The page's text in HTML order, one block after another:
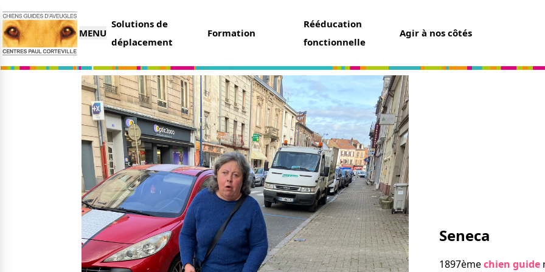
MENU
Solutions de
déplacement
Formation
Rééducation
fonctionnelle
Agir à nos côtés
L’association
Qui sommes-nous ?
Nos partenaires
Nos centres
Actualités
Nos remises
Nos dernières actus
Le magazine du donateur
Nous aider
Faire un don
Legs et assurance vie
Organiser une collecte
Parrainer un futur chien guide
Devenir famille d’accueil
Devenir bénévole
Tout savoir
Seneca
1897èmechien guide